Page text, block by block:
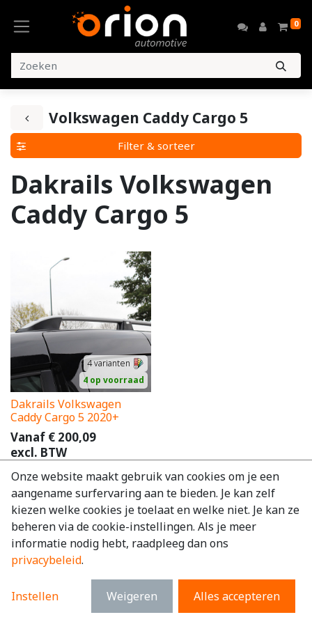
0
Volkswagen Caddy Cargo 5
Filter & sorteer
Dakrails Volkswagen
Caddy Cargo 5
4varianten
4 op voorraad
Dakrails Volkswagen
Caddy Cargo 5 2020+
Vanaf € 200,09
excl. BTW
Onze website maakt gebruik van cookies om je een
aangename surfervaring aan te bieden. Je kan zelf
kiezen welke cookies je toelaat en welke niet. Je kan ze
beheren via de cookie-instellingen. Als je meer
informatie nodig hebt, raadpleeg dan ons
privacybeleid.
Instellen Weigeren Alles accepteren